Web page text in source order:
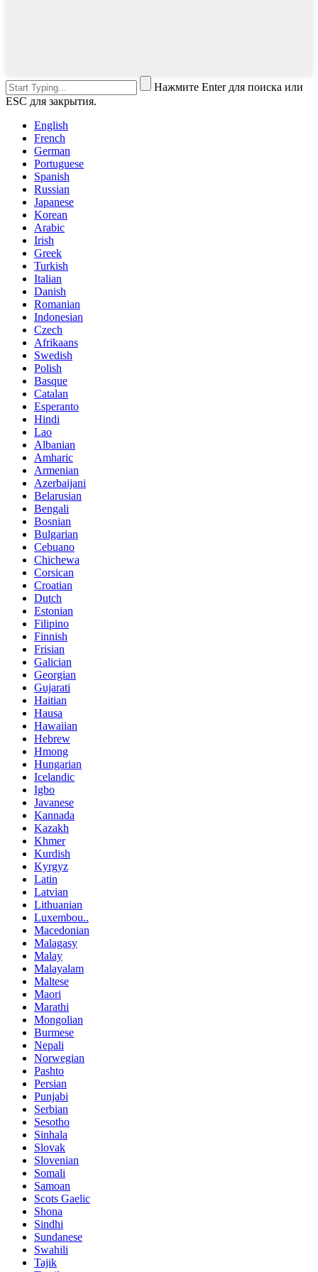
Нажмите Enter для поиска или
ESC для закрытия.
English
French
German
Portuguese
Spanish
Russian
Japanese
Korean
Arabic
Irish
Greek
Turkish
Italian
Danish
Romanian
Indonesian
Czech
Afrikaans
Swedish
Polish
Basque
Catalan
Esperanto
Hindi
Lao
Albanian
Amharic
Armenian
Azerbaijani
Belarusian
Bengali
Bosnian
Bulgarian
Cebuano
Chichewa
Corsican
Croatian
Dutch
Estonian
Filipino
Finnish
Frisian
Galician
Georgian
Gujarati
Haitian
Hausa
Hawaiian
Hebrew
Hmong
Hungarian
Icelandic
Igbo
Javanese
Kannada
Kazakh
Khmer
Kurdish
Kyrgyz
Latin
Latvian
Lithuanian
Luxembou..
Macedonian
Malagasy
Malay
Malayalam
Maltese
Maori
Marathi
Mongolian
Burmese
Nepali
Norwegian
Pashto
Persian
Punjabi
Serbian
Sesotho
Sinhala
Slovak
Slovenian
Somali
Samoan
Scots Gaelic
Shona
Sindhi
Sundanese
Swahili
Tajik